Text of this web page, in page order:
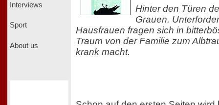
Interviews
Sport
About us
Hinter den Türen
Grauen.
Hausfrauen fragen sich in
Traum von der Familie zum
krank macht.